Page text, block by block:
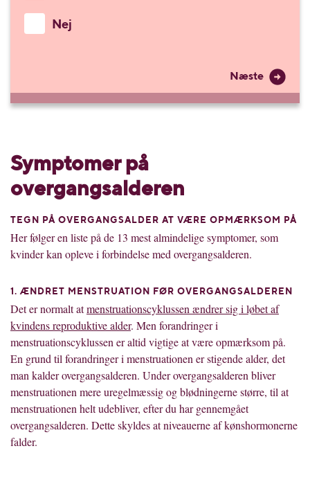
Nej
Næste
Symptomer på
overgangsalderen
TEGN PÅ OVERGANGSALDER AT VÆRE OPMÆRKSOM PÅ
Her følger en liste på de 13 mest almindelige symptomer, som
kvinder kan opleve i forbindelse med overgangsalderen.
1. ÆNDRET MENSTRUATION FØR OVERGANGSALDEREN
Det er normalt atmenstruationscyklussen ændrer sig i løbet af
kvindens reproduktive alder. Men forandringer i
menstruationscyklussen er altid vigtige at være opmærksom på.
En grund til forandringer i menstruationen er stigende alder, det
man kalder overgangsalderen. Under overgangsalderen bliver
menstruationen mere uregelmæssig og blødningerne større, til at
menstruationen helt udebliver, efter du har gennemgået
overgangsalderen. Dette skyldes at niveauerne af kønshormonerne
falder.